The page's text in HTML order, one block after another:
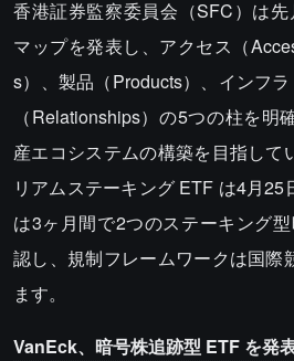
香港証券監察委員会（SFC）は
マップを発表し、アクセス（
s）、製品（Products）、インフ
（Relationships）の5つの柱を明
産エコシステムの構築を目指して
リアムステーキング ETF は4月
は3ヶ月間で2つのステーキング
認し、規制フレームワークは国際
ます。
VanEck、暗号株追跡型 ETF を発